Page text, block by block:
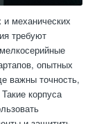
механических
требуют
опытных
важны точность,
корпуса